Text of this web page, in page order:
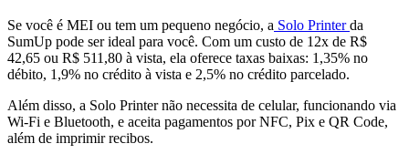
Se você é MEI ou tem um pequeno negócio, a Solo Printerda
SumUp pode ser ideal para você. Com um custo de 12x de R$
42,65 ou R$ 511,80 à vista, ela oferece taxas baixas: 1,35% no
débito, 1,9% no crédito à vista e 2,5% no crédito parcelado.
Além disso, a Solo Printer não necessita de celular, funcionando via
Wi-Fi e Bluetooth, e aceita pagamentos por NFC, Pix e QR Code,
além de imprimir recibos.